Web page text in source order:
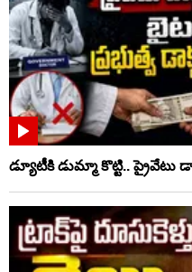
డ్యూటీకి డుమ్మా కొట్టి.. ప్రైవేటు